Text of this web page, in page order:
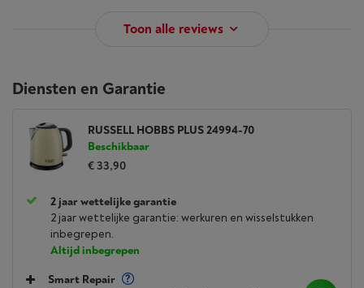
Toon alle reviews
Diensten en Garantie
RUSSELL HOBBS PLUS 24994-70
Beschikbaar
€ 33,90
2 jaar wettelijke garantie
2 jaar wettelijke garantie: werkuren en wisselstukken
inbegrepen.
Altijd inbegrepen
Smart Repair